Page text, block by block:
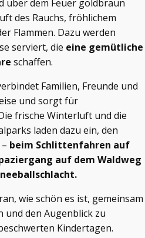
über dem Feuer goldbraun
des Rauchs, fröhlichem
Flammen. Dazu werden
serviert, die eine gemütliche
schaffen.
Familien, Freunde und
und sorgt für
frische Winterluft und die
laden dazu ein, den
beim Schlittenfahren auf
auf dem Waldweg
wie schön es ist, gemeinsam
und den Augenblick zu
Kindertagen.